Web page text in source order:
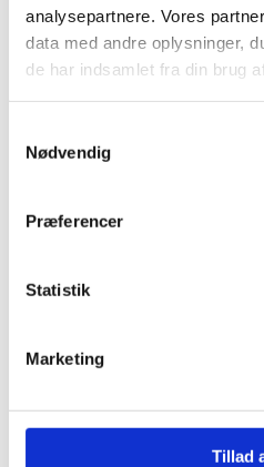
analysepartnere. Vores
data med andre oplysninger,
de har indsamlet fra din brug
Nødvendig
Præferencer
Statistik
Marketing
Tillad
Introuger
Familiedage
Outrotur
Om skolen
Om skolen
Personale
Værdigrundlag
Det formelle
Informationer til
Inklusion